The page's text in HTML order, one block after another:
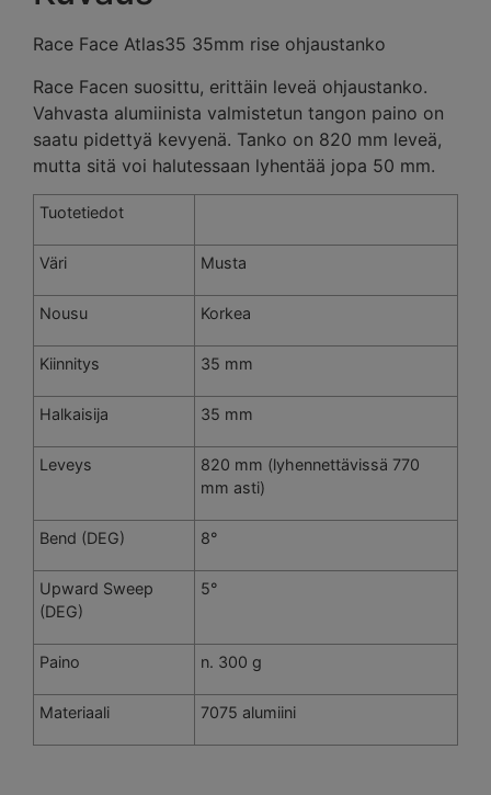
Race Face Atlas35 35mm rise ohjaustanko
Race Facen suosittu, erittäin leveä ohjaustanko.
Vahvasta alumiinista valmistetun tangon paino on
saatu pidettyä kevyenä. Tanko on 820 mm leveä,
mutta sitä voi halutessaan lyhentää jopa 50 mm.
Tuotetiedot
Väri Musta
Nousu Korkea
Kiinnitys 35 mm
Halkaisija 35 mm
Leveys
820 mm (lyhennettävissä 770
mm asti)
Bend (DEG) 8°
Upward Sweep
(DEG)
5°
Paino n. 300 g
Materiaali 7075 alumiini